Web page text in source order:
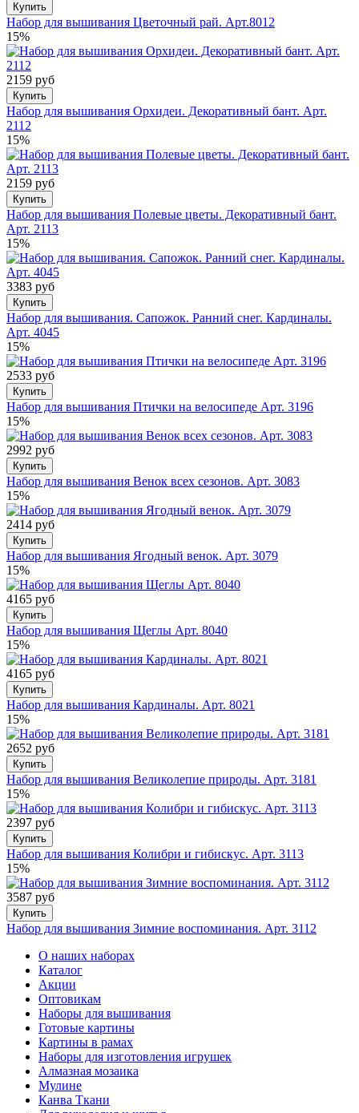
Купить
Набор для вышивания Цветочный рай. Арт.8012
15%
2159 руб
Купить
Набор для вышивания Орхидеи. Декоративный бант. Арт.
2112
15%
2159 руб
Купить
Набор для вышивания Полевые цветы. Декоративный бант.
Арт. 2113
15%
3383 руб
Купить
Набор для вышивания. Сапожок. Ранний снег. Кардиналы.
Арт. 4045
15%
2533 руб
Купить
Набор для вышивания Птички на велосипеде Арт. 3196
15%
2992 руб
Купить
Набор для вышивания Венок всех сезонов. Арт. 3083
15%
2414 руб
Купить
Набор для вышивания Ягодный венок. Арт. 3079
15%
4165 руб
Купить
Набор для вышивания Щеглы Арт. 8040
15%
4165 руб
Купить
Набор для вышивания Кардиналы. Арт. 8021
15%
2652 руб
Купить
Набор для вышивания Великолепие природы. Арт. 3181
15%
2397 руб
Купить
Набор для вышивания Колибри и гибискус. Арт. 3113
15%
3587 руб
Купить
Набор для вышивания Зимние воспоминания. Арт. 3112
О наших наборах
Каталог
Акции
Оптовикам
Наборы для вышивания
Готовые картины
Картины в рамах
Наборы для изготовления игрушек
Алмазная мозаика
Мулине
Канва Ткани